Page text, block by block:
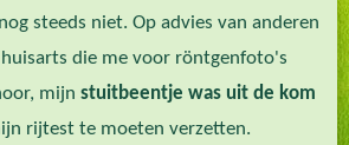
steeds niet. Op advies van anderen
die me voor röntgenfoto's
mijn stuitbeentje was uit de kom
rijtest te moeten verzetten.